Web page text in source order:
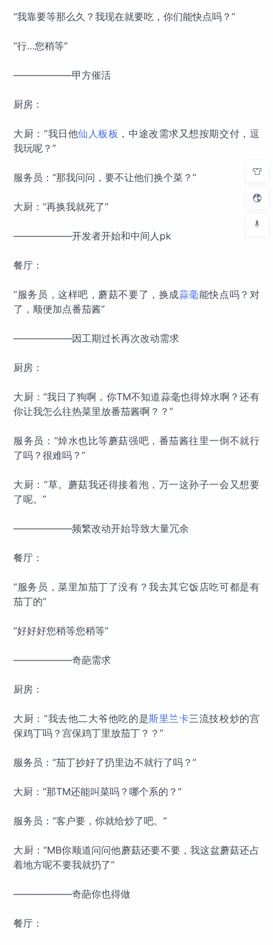
“我靠要等那么久？我现在就要吃，你们能快点吗？”
“行…您稍等”
——————甲方催活
厨房：
大厨：“我日他仙人板板 ，中途改需求又想按期交付，逗
我玩呢？”
服务员：“那我问问，要不让他们换个菜？”
大厨：“再换我就死了”
——————开发者开始和中间人pk
餐厅：
“服务员，这样吧，蘑菇不要了，换成蒜毫能快点吗？对
了，顺便加点番茄酱”
——————因工期过长再次改动需求
厨房：
大厨：“我日了狗啊，你TM不知道蒜毫也得焯水啊？还有
你让我怎么往热菜里放番茄酱啊？？”
服务员：“焯水也比等蘑菇强吧，番茄酱往里一倒不就行
了吗？很难吗？”
大厨：“草。蘑菇我还得接着泡，万一这孙子一会又想要
了呢。”
——————频繁改动开始导致大量冗余
餐厅：
“服务员，菜里加茄丁了没有？我去其它饭店吃可都是有
茄丁的”
“好好好您稍等您稍等”
——————奇葩需求
厨房：
大厨：“我去他二大爷他吃的是斯里兰卡三流技校炒的宫
保鸡丁吗？宫保鸡丁里放茄丁？？”
服务员：“茄丁抄好了扔里边不就行了吗？”
大厨：“那TM还能叫菜吗？哪个系的？”
服务员：“客户要，你就给炒了吧。”
大厨：“MB你顺道问问他蘑菇还要不要，我这盆蘑菇还占
着地方呢不要我就扔了”
——————奇葩你也得做
餐厅：